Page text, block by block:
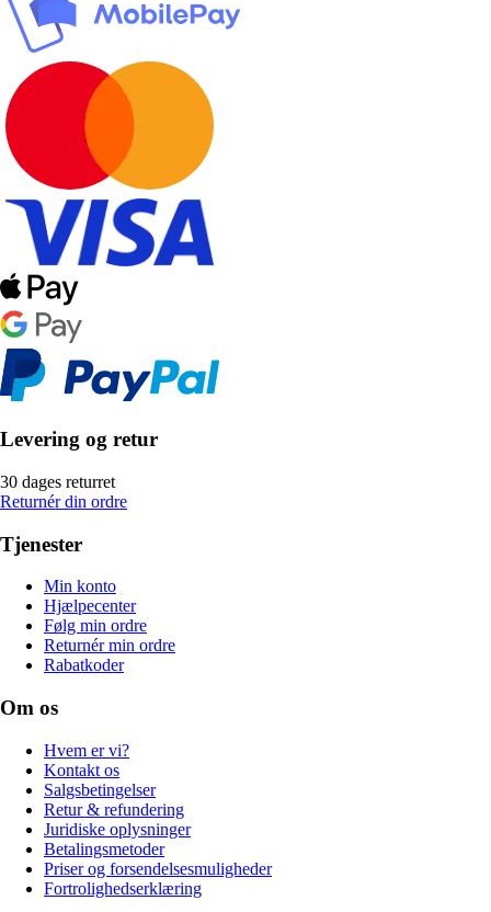
Levering og retur
30 dages returret
Returnér din ordre
Tjenester
Min konto
Hjælpecenter
Følg min ordre
Returnér min ordre
Rabatkoder
Om os
Hvem er vi?
Kontakt os
Salgsbetingelser
Retur & refundering
Juridiske oplysninger
Betalingsmetoder
Priser og forsendelsesmuligheder
Fortrolighedserklæring